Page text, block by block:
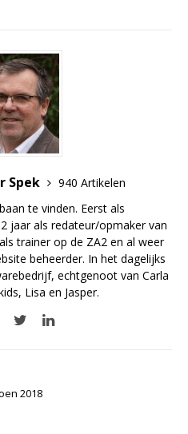
Spek
940 Artikelen
te vinden. Eerst als
jaar als redateur/opmaker van
trainer op de ZA2 en al weer
beheerder. In het dagelijks
echtgenoot van Carla
Lisa en Jasper.
2018